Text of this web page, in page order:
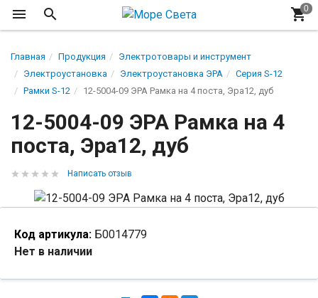
Главная Продукция
Электротовары и инструмент
Электроустановка
Электроустановка ЭРА
Серия S-12
Рамки S-12
12-5004-09 ЭРА Рамка на 4 поста, Эра12, дуб
12-5004-09 ЭРА Рамка на 4
поста, Эра12, дуб
Написать отзыв
Код артикула: Б0014779
Нет в наличии